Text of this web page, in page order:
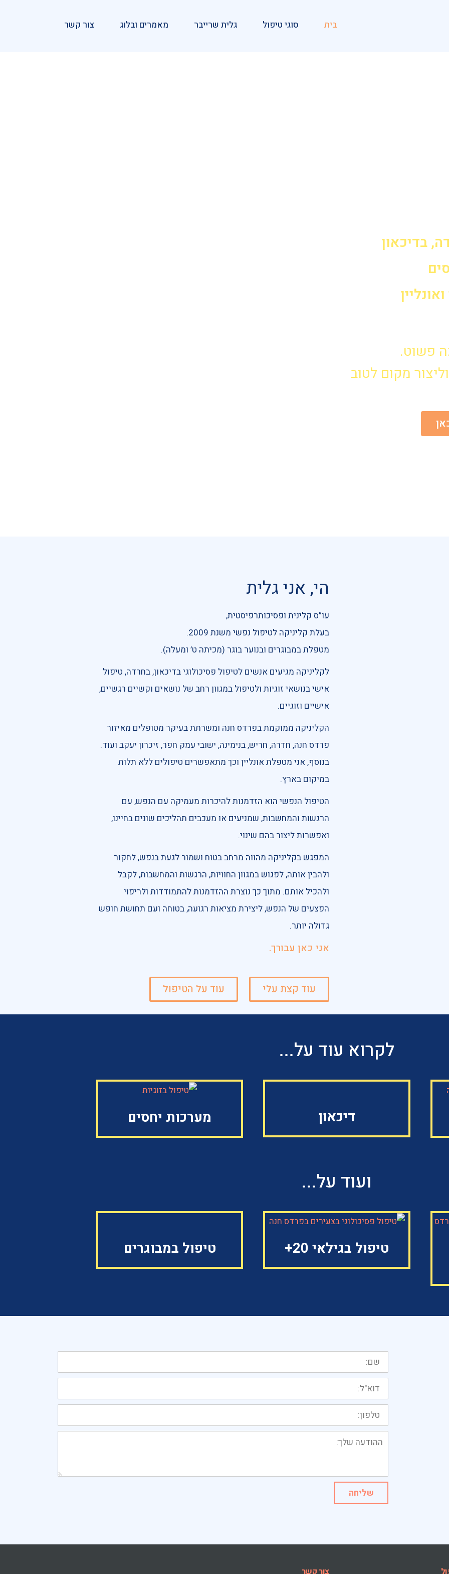
בית סוגי טיפול גלית שרייבר מאמרים ובלוג צור קשר
בדיכאון
פשוט.
מקום לטוב
הי, אני גלית
עו”ס קלינית ופסיכותרפיסטית,
בעלת קליניקה לטיפול נפשי משנת 2009.
מטפלת במבוגרים ובנוער בוגר (מכיתה ט’ ומעלה).
לקליניקה מגיעים אנשים לטיפול פסיכולוגי בדיכאון, בחרדה, טיפול
אישי בנושאי זוגיות ולטיפול במגוון רחב של נושאים וקשיים רגשיים,
אישיים וזוגיים.
הקליניקה ממוקמת בפרדס חנה ומשרתת בעיקר מטופלים מאיזור
פרדס חנה, חדרה, חריש, בנימינה, ישובי עמק חפר, זיכרון יעקב ועוד.
בנוסף, אני מטפלת אונליין וכך מתאפשרים טיפולים ללא תלות
במיקום בארץ.
הטיפול הנפשי הוא הזדמנות להיכרות מעמיקה עם הנפש, עם
הרגשות והמחשבות, שמניעים או מעכבים תהליכים שונים בחיינו,
ואפשרות ליצור בהם שינוי.
המפגש בקליניקה מהווה מרחב בטוח ושמור לגעת בנפש, לחקור
ולהבין אותה, לפגוש במגוון החוויות, הרגשות והמחשבות, לקבל
ולהכיל אותם. מתוך כך נוצרת ההזדמנות להתמודדות ולריפוי
הפצעים של הנפש, ליצירת מציאות רגועה, בטוחה ועם תחושת חופש
גדולה יותר.
אני כאן עבורך.
עוד קצת עלי עוד על הטיפול
לקרוא עוד על...
דיכאון מערכות יחסים
ועוד על...
טיפול בגילאי 20+ טיפול במבוגרים
שם:
דוא"ל:
טלפון:
ההודעה
שלך:
שליחה
צור קשר